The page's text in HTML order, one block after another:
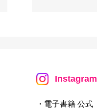
Instagram
・電子書籍 公式